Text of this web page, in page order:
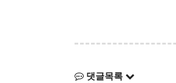
댓글목록